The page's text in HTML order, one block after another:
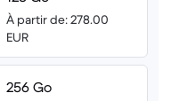
À partir de: 278.00
EUR
256 Go